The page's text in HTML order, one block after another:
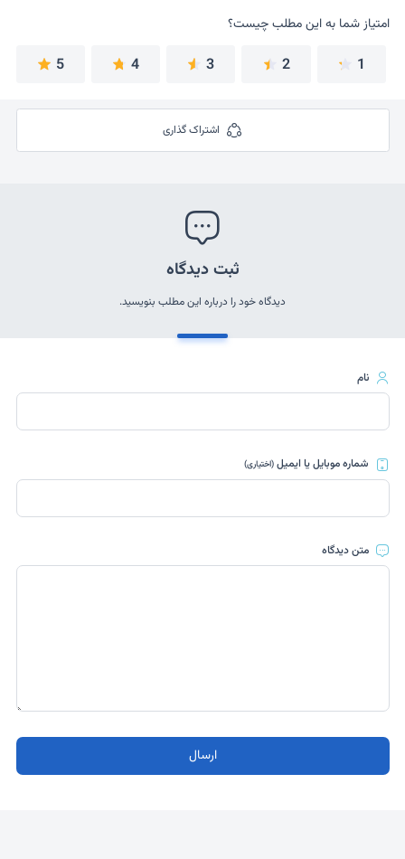
امتیاز شما به این مطلب چیست؟
امتیاز شما به این مطلب چیست؟
1
2
3
4
5
اشتراک گذاری
ثبت دیدگاه
دیدگاه خود را درباره این مطلب بنویسید.
نام
شماره موبایل یا ایمیل(اختیاری)
متن دیدگاه
ارسال